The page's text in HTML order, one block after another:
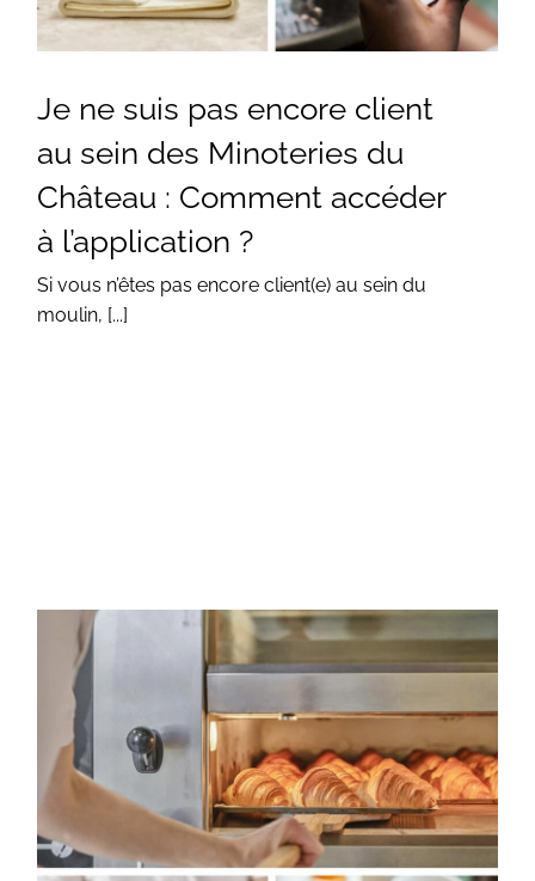
Je ne suis pas encore client
au sein des Minoteries du
Château : Comment accéder
à l’application ?
Si vous n’êtes pas encore client(e) au sein du
moulin, [...]